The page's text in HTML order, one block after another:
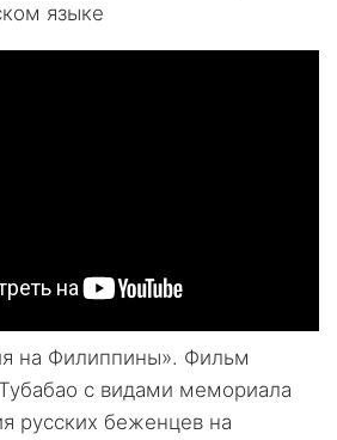
языке
на Филиппины». Фильм
с видами мемориала
русских беженцев на